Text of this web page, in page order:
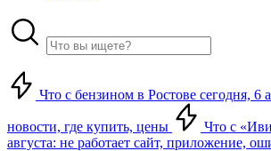
Что с бензином в Ростове сегодня, 6
новости, где купить, цены
Что с
августа: не работает сайт, приложение,